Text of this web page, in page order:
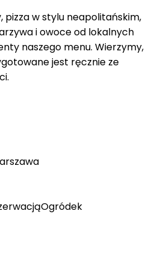
pizza w stylu neapolitańskim,
i owoce od lokalnych
naszego menu. Wierzymy,
jest ręcznie ze
Ogródek